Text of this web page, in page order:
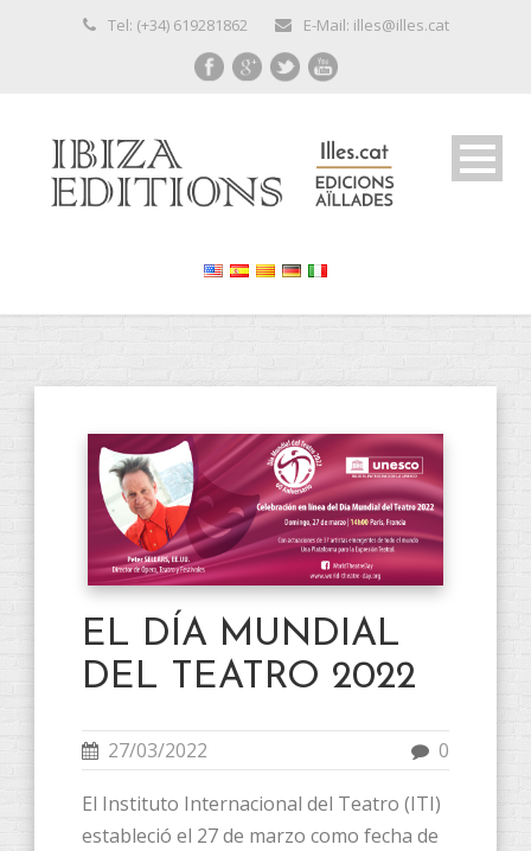
Tel: (+34) 619281862 E-Mail: illes@illes.cat
EL DÍA MUNDIAL
DEL TEATRO 2022
27/03/2022 0
El Instituto Internacional del Teatro (ITI)
estableció el 27 de marzo como fecha de